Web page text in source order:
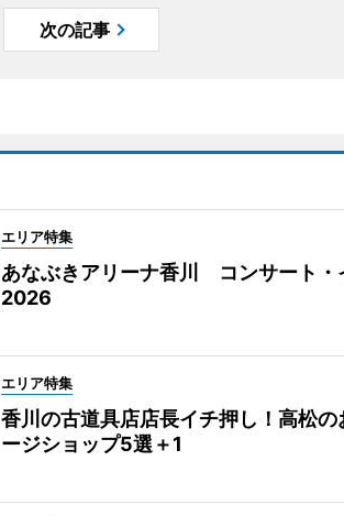
次の記事
エリア特集
あなぶきアリーナ香川 コンサート・
2026
エリア特集
香川の古道具店店長イチ押し！高松の
ージショップ5選＋1